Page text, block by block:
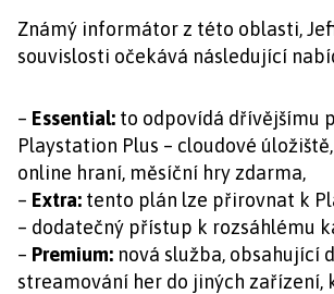
Známý informátor z této oblasti,
souvislosti očekává následující
– Essential: to odpovídá dřívějšímu
Playstation Plus – cloudové
online hraní, měsíční hry zdarma,
– Extra: tento plán lze přirovnat k
– dodatečný přístup k rozsáhlému
– Premium: nová služba, obsahující
streamování her do jiných zařízení,